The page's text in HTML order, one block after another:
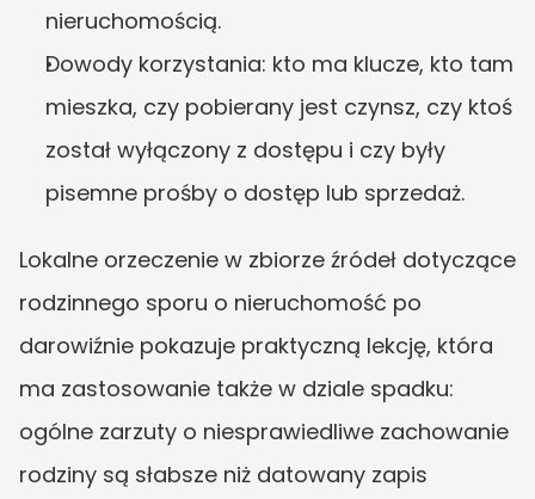
nieruchomością.
Dowody korzystania: kto ma klucze, kto tam
mieszka, czy pobierany jest czynsz, czy ktoś
został wyłączony z dostępu i czy były
pisemne prośby o dostęp lub sprzedaż.
Lokalne orzeczenie w zbiorze źródeł dotyczące
rodzinnego sporu o nieruchomość po
darowiźnie pokazuje praktyczną lekcję, która
ma zastosowanie także w dziale spadku:
ogólne zarzuty o niesprawiedliwe zachowanie
rodziny są słabsze niż datowany zapis